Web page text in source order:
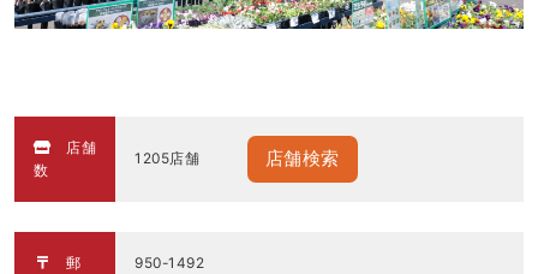
店舗
数
1205店舗 店舗検索
郵
950-1492